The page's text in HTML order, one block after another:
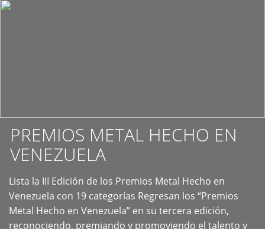
PREMIOS METAL HECHO EN
VENEZUELA
Lista la III Edición de los Premios Metal Hecho en
Venezuela con 19 categorías Regresan los “Premios
Metal Hecho en Venezuela” en su tercera edición,
reconociendo, premiando y promoviendo el talento y